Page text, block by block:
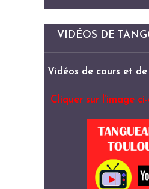
VIDÉOS DE
Vidéos de cours et
Cliquer sur l’image